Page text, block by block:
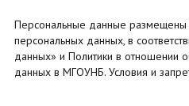
Персональные данные размещены
персональных данных, в
данных» и Политики в отношении
данных в МГОУНБ. Условия и